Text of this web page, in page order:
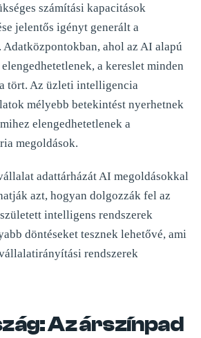
számítási kapacitások
jelentős igényt generált a
ahol az AI alapú
a kereslet minden
tört. Az üzleti intelligencia
mélyebb betekintést nyerhetnek
elengedhetetlenek a
megoldások.
adattárházát AI megoldásokkal
azt, hogyan dolgozzák fel az
intelligens rendszerek
döntéseket tesznek lehetővé, ami
rendszerek
Az árszínpad